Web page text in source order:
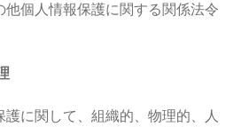
他個人情報保護に関する関係法令
に関して、組織的、物理的、人